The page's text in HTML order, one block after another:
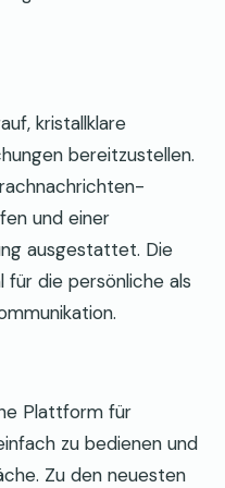
kristallklare
bereitzustellen.
und einer
ausgestattet. Die
die persönliche als
Plattform für
zu bedienen und
Zu den neuesten